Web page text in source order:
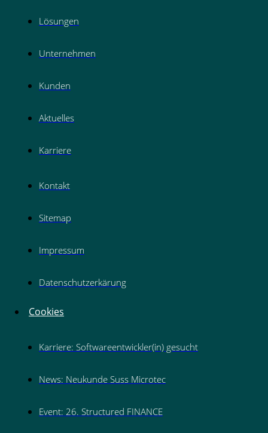
Lösungen
Unternehmen
Kunden
Aktuelles
Karriere
Kontakt
Sitemap
Impressum
Datenschutzerkärung
Cookies
Karriere: Softwareentwickler(in) gesucht
News: Neukunde Suss Microtec
Event: 26. Structured FINANCE